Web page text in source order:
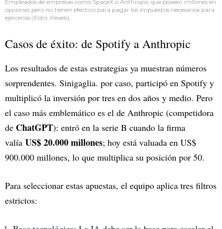
Empleados de empresas como SpaceX o Anthropic que poseen millones en
opciones pero no tienen efectivo para pagar los impuestos necesarios para
ejercerlas (Foto: Pexels).
Casos de éxito: de Spotify a Anthropic
Los resultados de estas estrategias ya muestran números
sorprendentes. Sinigaglia. por caso, participó en Spotify y
multiplicó la inversión por tres en dos años y medio. Pero
el caso más emblemático es el de Anthropic (competidora
de ChatGPT): entró en la serie B cuando la firma
valía US$ 20.000 millones; hoy está valuada en US$
900.000 millones, lo que multiplica su posición por 50.
Para seleccionar estas apuestas, el equipo aplica tres filtros
estrictos: